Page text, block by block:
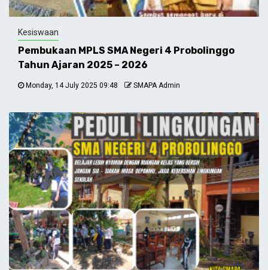
Kesiswaan
Pembukaan MPLS SMA Negeri 4 Probolinggo
Tahun Ajaran 2025 – 2026
Monday, 14 July 2025 09:48 SMAPA Admin